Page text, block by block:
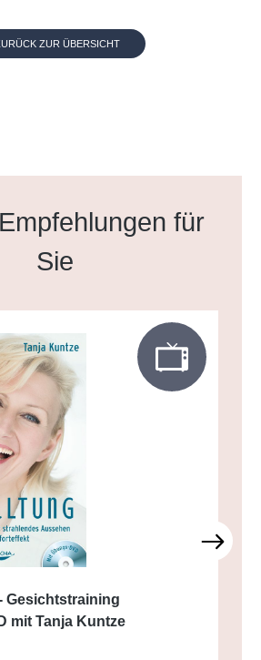
ZUR ÜBERSICHT
für
Sie
Gesichtstraining
mit Tanja Kuntze